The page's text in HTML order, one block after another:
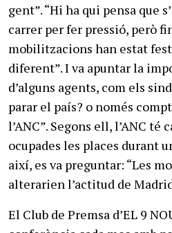
gent”. “Hi ha qui pensa que
carrer per fer pressió, però
mobilitzacions han estat
diferent”. I va apuntar la
d’alguns agents, com els
parar el país? o només
l’ANC”. Segons ell, l’ANC
ocupades les places durant
així, es va preguntar: “Les
alterarien l’actitud de
El Club de Premsa d’EL 9